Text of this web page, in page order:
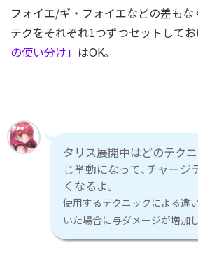
フォイエ/ギ・フォイエなどの差も
テクをそれぞれ1つずつセットして
の使い分け」 はOK｡
タリス展開中はどのテク
じ挙動になって､チャージ
くなるよ｡
使用するテクニックによる違
いた場合に与ダメージが増加